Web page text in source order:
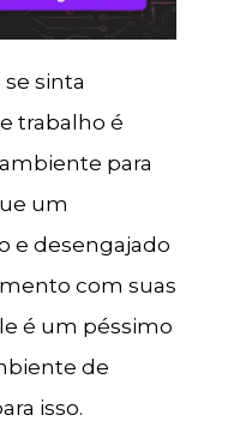
sinta
trabalho é
para
um
e desengajado
com suas
é um péssimo
de
isso.